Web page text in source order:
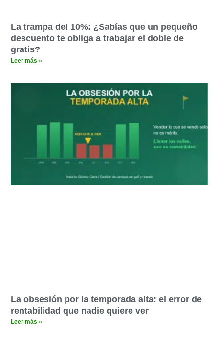
La trampa del 10%: ¿Sabías que un pequeño
descuento te obliga a trabajar el doble de
gratis?
Leer más »
La obsesión por la temporada alta: el error de
rentabilidad que nadie quiere ver
Leer más »